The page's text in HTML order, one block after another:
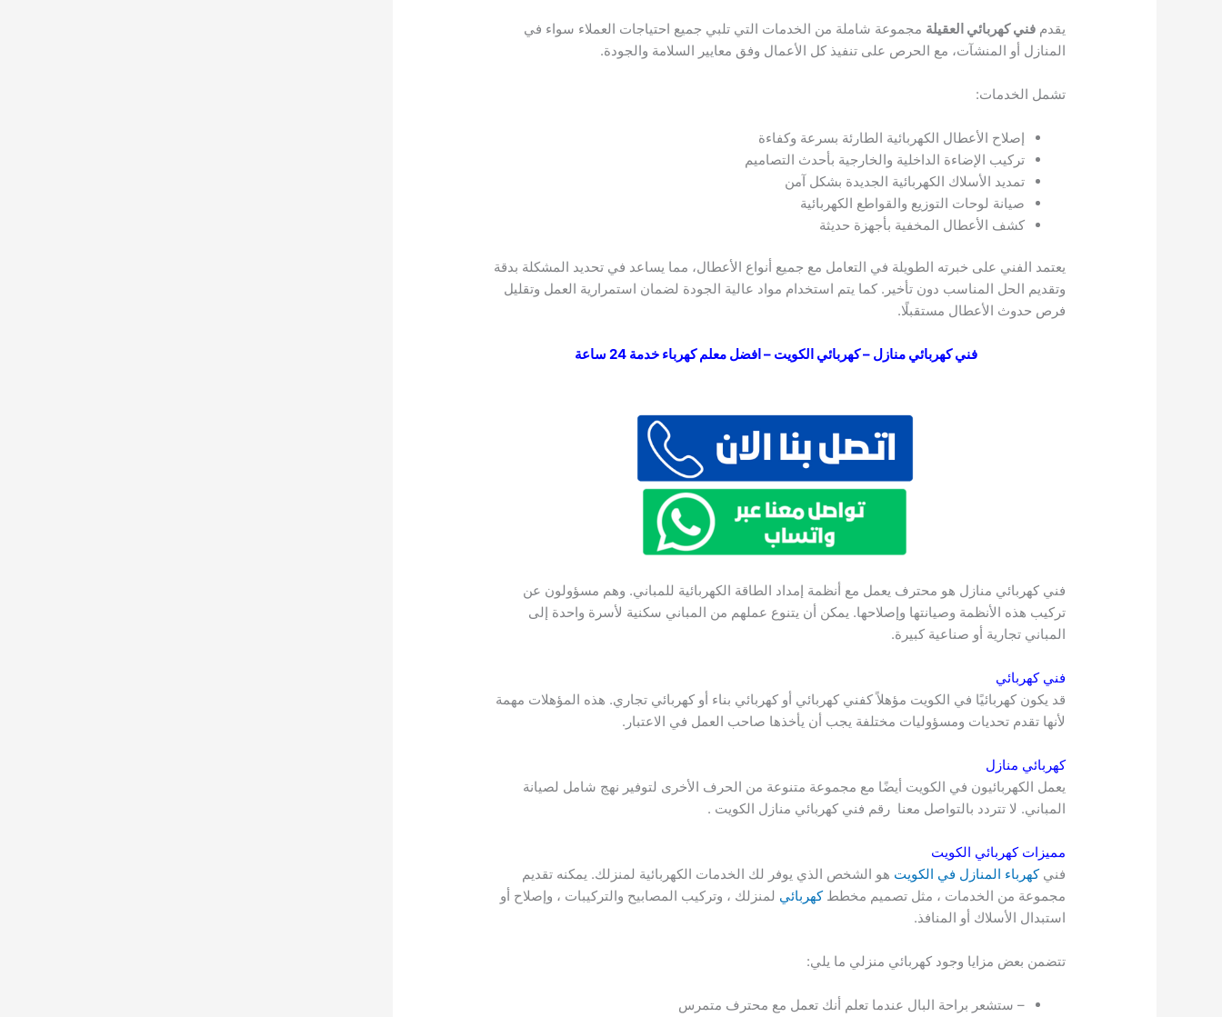
يقدمفني كهربائي العقيلة مجموعة شاملة من الخدمات التي تلبي جميع احتياجات العملاء سواء في
المنازل أو المنشآت، مع الحرص على تنفيذ كل الأعمال وفق معايير السلامة والجودة.
تشمل الخدمات:
إصلاح الأعطال الكهربائية الطارئة بسرعة وكفاءة
تركيب الإضاءة الداخلية والخارجية بأحدث التصاميم
تمديد الأسلاك الكهربائية الجديدة بشكل آمن
صيانة لوحات التوزيع والقواطع الكهربائية
كشف الأعطال المخفية بأجهزة حديثة
يعتمد الفني على خبرته الطويلة في التعامل مع جميع أنواع الأعطال، مما يساعد في تحديد المشكلة بدقة
وتقديم الحل المناسب دون تأخير. كما يتم استخدام مواد عالية الجودة لضمان استمرارية العمل وتقليل
فرص حدوث الأعطال مستقبلًا.
فني كهربائي منازل – كهربائي الكويت – افضل معلم كهرباء خدمة 24 ساعة
فني كهربائي منازل هو محترف يعمل مع أنظمة إمداد الطاقة الكهربائية للمباني. وهم مسؤولون عن
تركيب هذه الأنظمة وصيانتها وإصلاحها. يمكن أن يتنوع عملهم من المباني سكنية لأسرة واحدة إلى
المباني تجارية أو صناعية كبيرة.
فني كهربائي
قد يكون كهربائيًا في الكويت مؤهلاً كفني كهربائي أو كهربائي بناء أو كهربائي تجاري. هذه المؤهلات مهمة
لأنها تقدم تحديات ومسؤوليات مختلفة يجب أن يأخذها صاحب العمل في الاعتبار.
كهربائي منازل
يعمل الكهربائيون في الكويت أيضًا مع مجموعة متنوعة من الحرف الأخرى لتوفير نهج شامل لصيانة
المباني. لا تتردد بالتواصل معنا رقم فني كهربائي منازل الكويت .
مميزات كهربائي الكويت
فني كهرباء المنازل في الكويت هو الشخص الذي يوفر لك الخدمات الكهربائية لمنزلك. يمكنه تقديم
مجموعة من الخدمات ، مثل تصميم مخططكهربائي لمنزلك ، وتركيب المصابيح والتركيبات ، وإصلاح أو
استبدال الأسلاك أو المنافذ.
تتضمن بعض مزايا وجود كهربائي منزلي ما يلي:
– ستشعر براحة البال عندما تعلم أنك تعمل مع محترف متمرس